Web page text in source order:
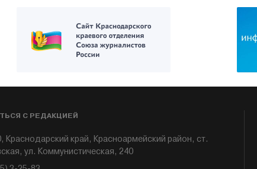
С РЕДАКЦИЕЙ
Краснодарский край, Красноармейский район, ст.
ул. Коммунистическая, 240